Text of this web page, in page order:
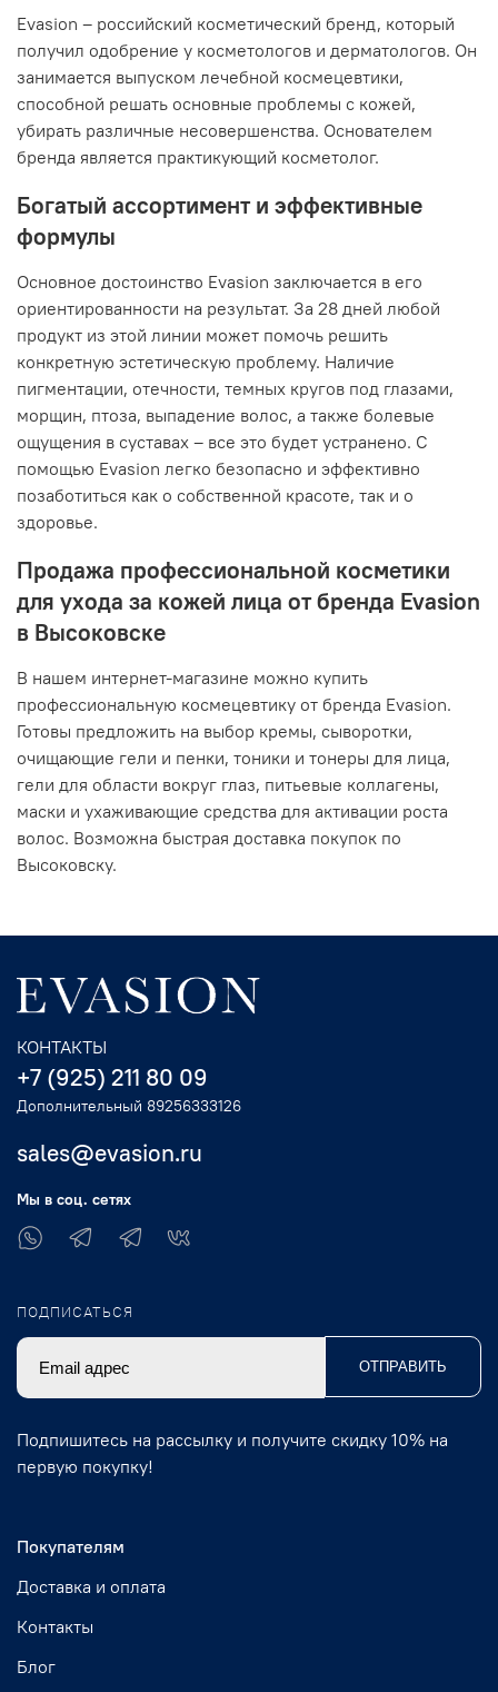
Evasion – российский косметический бренд, который
получил одобрение у косметологов и дерматологов. Он
занимается выпуском лечебной космецевтики,
способной решать основные проблемы с кожей,
убирать различные несовершенства. Основателем
бренда является практикующий косметолог.
Богатый ассортимент и эффективные
формулы
Основное достоинство Evasion заключается в его
ориентированности на результат. За 28 дней любой
продукт из этой линии может помочь решить
конкретную эстетическую проблему. Наличие
пигментации, отечности, темных кругов под глазами,
морщин, птоза, выпадение волос, а также болевые
ощущения в суставах – все это будет устранено. С
помощью Evasion легко безопасно и эффективно
позаботиться как о собственной красоте, так и о
здоровье.
Продажа профессиональной косметики
для ухода за кожей лица от бренда Evasion
в Высоковске
В нашем интернет-магазине можно купить
профессиональную космецевтику от бренда Evasion.
Готовы предложить на выбор кремы, сыворотки,
очищающие гели и пенки, тоники и тонеры для лица,
гели для области вокруг глаз, питьевые коллагены,
маски и ухаживающие средства для активации роста
волос. Возможна быстрая доставка покупок по
Высоковску.
Покупателям
Доставка и оплата
Контакты
Блог
КОНТАКТЫ
+7 (925) 211 80 09
Дополнительный 89256333126
sales@evasion.ru
Мы в соц. сетях
ПОДПИСАТЬСЯ
ОТПРАВИТЬ
Подпишитесь на рассылку и получите скидку 10% на
первую покупку!